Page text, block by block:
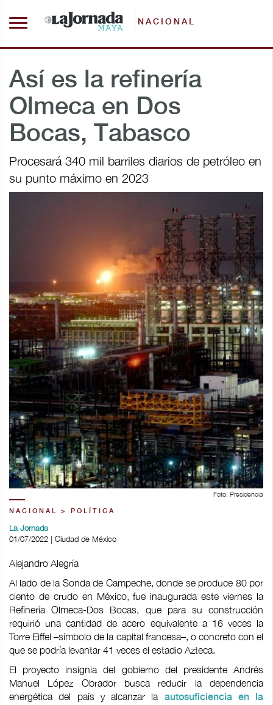
NACIONAL
Así es la refinería
Olmeca en Dos
Bocas, Tabasco
Procesará 340 mil barriles diarios de petróleo en
su punto máximo en 2023
Foto: Presidencia
NACIONAL > POLÍTICA
La Jornada
01/07/2022 | Ciudad de México
Alejandro Alegría
Al lado de la Sonda de Campeche, donde se produce 80 por
ciento de crudo en México, fue inaugurada este viernes la
Refinería Olmeca-Dos Bocas, que para su construcción
requirió una cantidad de acero equivalente a 16 veces la
Torre Eiffel –símbolo de la capital francesa–, o concreto con el
que se podría levantar 41 veces el estadio Azteca.
El proyecto insignia del gobierno del presidente Andrés
Manuel López Obrador busca reducir la dependencia
energética del país y alcanzar la autosuficiencia en la